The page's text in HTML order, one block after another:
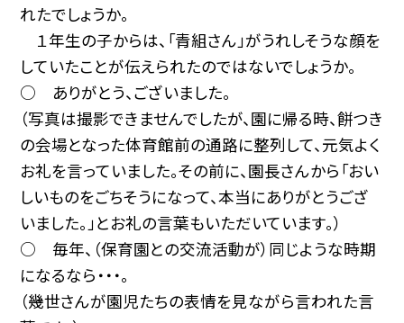
れたでしょうか。
１年生の子からは、「青組さん」がうれしそうな顔を
していたことが伝えられたのではないでしょうか。
○ ありがとう、ございました。
（写真は撮影できませんでしたが、園に帰る時、餅つき
の会場となった体育館前の通路に整列して、元気よく
お礼を言っていました。その前に、園長さんから「おい
しいものをごちそうになって、本当にありがとうござ
いました。」とお礼の言葉もいただいています。）
○ 毎年、（保育園との交流活動が）同じような時期
になるなら・・・。
（幾世さんが園児たちの表情を見ながら言われた言